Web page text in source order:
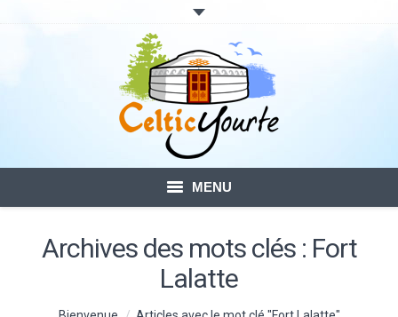
MENU
LOCATION DE YOURTES
Archives des mots clés : Fort
Lalatte